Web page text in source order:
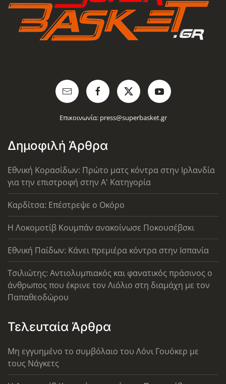
Επικοινωνία: press@superbasket.gr
Δημοφιλή Άρθρα
Εθνική Κορασίδων: Πρώτο ματς κόντρα στην Ιρλανδία
για την επιστροφή στην Α' Κατηγορία
Καρδίτσα: Επέστρεψε ο Οκόρο
Η Λοκομοτίβ Κουμπάν ανακοίνωσε Ποκουσέβσκι
Εθνική Παίδων: Κάνει πρεμιέρα κόντρα στην Ισπανία
Τσιλιώτης: Αντιολυμπιακός και φανατικός πράσινος ο
άνθρωπος που έκρινε τον Λιόλιο στη διαμάχη με τον
Παπαθεοδώρου
Τελευταία Άρθρα
Μη εγγυημένο το συμβόλαιο του Λόνι Γουόκερ με
τους Νάγκετς